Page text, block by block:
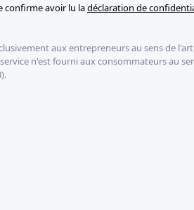
confirme avoir lu ladéclaration de
aux entrepreneurs au sens de
n'est fourni aux consommateurs au